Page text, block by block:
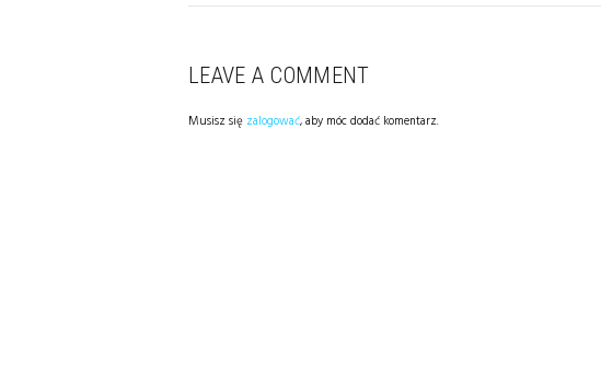
LEAVE A COMMENT
Musisz się zalogować, aby móc dodać komentarz.